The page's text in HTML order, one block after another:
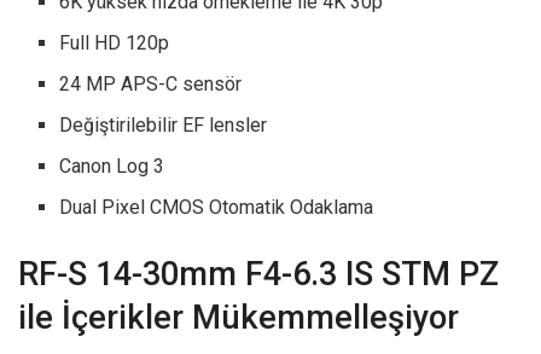
Full HD 120p
24 MP APS-C sensör
Değiştirilebilir EF lensler
Canon Log 3
Dual Pixel CMOS Otomatik Odaklama
RF-S 14-30mm F4-6.3 IS STM PZ
ile İçerikler Mükemmelleşiyor